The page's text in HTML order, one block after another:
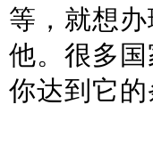
等，就想
他。很多
你达到它的